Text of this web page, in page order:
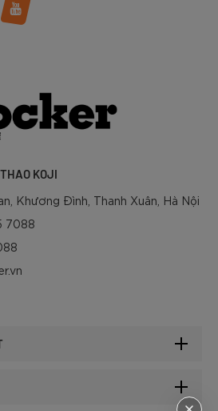
KOJI
Khương Đình, Thanh Xuân, Hà Nội
7088